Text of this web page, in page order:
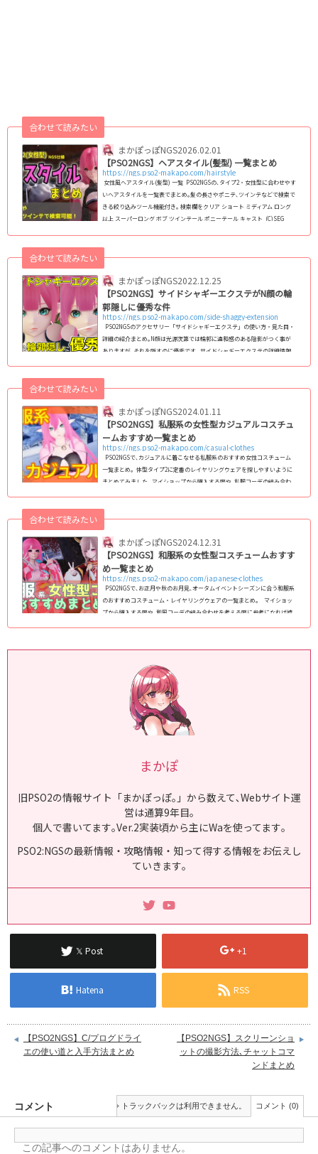
まかぽっぽNGS
合わせて読みたい
2026.02.01
【PSO2NGS】ヘアスタイル(髪型) 一覧まとめ
https://ngs.pso2-makapo.com/hairstyle
女性風ヘアスタイル(髪型) 一覧 PSO2NGSの､タイプ2・女性型に合わせやす
いヘアスタイルを一覧表でまとめ｡髪の長さやポニテ､ツインテなどで検索で
きる絞り込みツール機能付き｡ 検索欄をクリア ショート ミディアム ロング
以上 スーパーロング ボブ ツインテール ポニーテール キャスト (C)SEG
まかぽっぽNGS
合わせて読みたい
2022.12.25
【PSO2NGS】サイドシャギーエクステがN顔の輪
郭隠しに優秀な件
https://ngs.pso2-makapo.com/side-shaggy-extension
PSO2NGSのアクセサリー「サイドシャギーエクステ」の使い方・見た目・
詳細の紹介まとめ｡N顔は光源次第では輪郭に違和感のある陰影がつく事が
ありますが､それを隠すのに優秀です｡ サイドシャギーエクステの詳細情報
チ「フローズンワールド'22」マイショップ取引可能(C)SEGA (adsbygoo
gle = window.adsbygoogle || ).push({});サイドシャギー...
まかぽっぽNGS
合わせて読みたい
2024.01.11
【PSO2NGS】私服系の女性型カジュアルコスチュ
ームおすすめ一覧まとめ
https://ngs.pso2-makapo.com/casual-clothes
PSO2NGSで､カジュアルに着こなせる私服系のおすすめ女性コスチューム
一覧まとめ。体型タイプ2に定番のレイヤリングウェアを探しやすいように
まとめてみました｡ マイショップから購入する際や､私服コーデの組み合わ
さい｡ 【NGS仕様】私服系カジュアルコスチュームおすすめ一覧表※表を横
にスクロールできます｡検索欄をクリア パーカー Tシャツ (C)SEGA &n...
まかぽっぽNGS
合わせて読みたい
2024.12.31
【PSO2NGS】和服系の女性型コスチュームおすす
め一覧まとめ
https://ngs.pso2-makapo.com/japanese-clothes
PSO2NGSで､お正月や秋のお月見､オータムイベントシーズンに合う和服系
のおすすめコスチューム・レイヤリングウェアの一覧まとめ。 マイショッ
プから購入する際や､和風コーデの組み合わせを考える際に参考になれば嬉
索欄をクリア (C)SEGA (adsbygoogle = window.adsbygoogle || ).pus
まかぽ
旧PSO2の情報サイト「まかぽっぽ｡」から数えて､Webサイト運
営は通算9年目｡
個人で書いてます｡Ver.2実装頃から主にWaを使ってます｡
PSO2:NGSの最新情報・攻略情報・知って得する情報をお伝えし
ていきます｡
𝕏 Post +1
Hatena RSS
【PSO2NGS】C/プログドライ
エの使い道と入手方法まとめ
【PSO2NGS】スクリーンショ
ットの撮影方法､チャットコマ
ンドまとめ
コメント トラックバックは利用できません。 コメント (0)
この記事へのコメントはありません。